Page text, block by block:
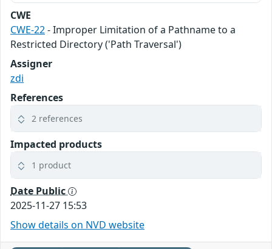
CWE
CWE-22- Improper Limitation of a Pathname to a
Restricted Directory ('Path Traversal')
Assigner
zdi
References
2 references
Impacted products
1 product
Date Public
2025-11-27 15:53
Show details on NVD website